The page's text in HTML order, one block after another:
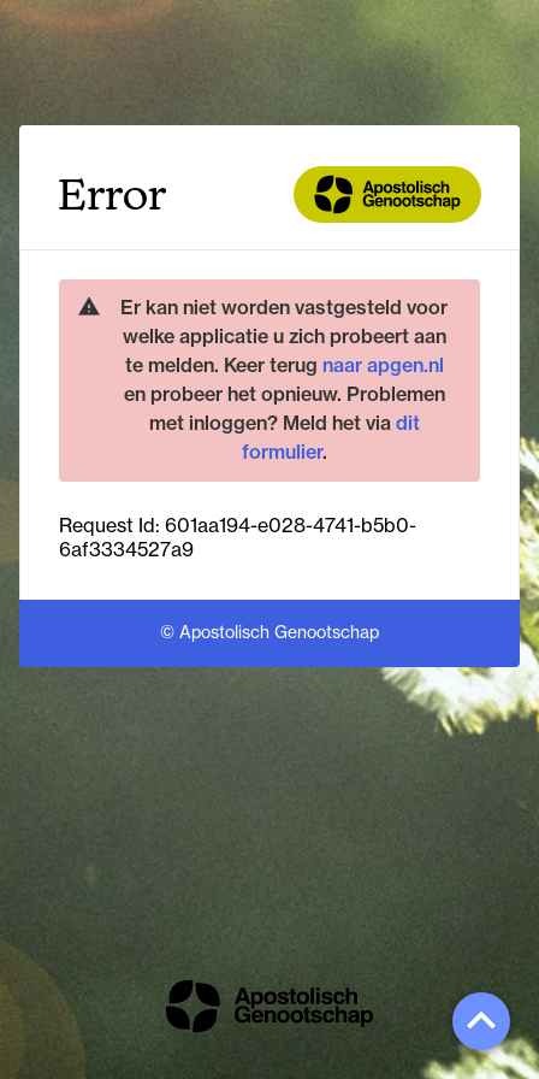
Error
Er kan niet worden vastgesteld voor
welke applicatie u zich probeert aan
te melden. Keer terug naar apgen.nl
en probeer het opnieuw. Problemen
met inloggen? Meld het via dit
formulier.
Request Id: 601aa194-e028-4741-b5b0-
6af3334527a9
© Apostolisch Genootschap